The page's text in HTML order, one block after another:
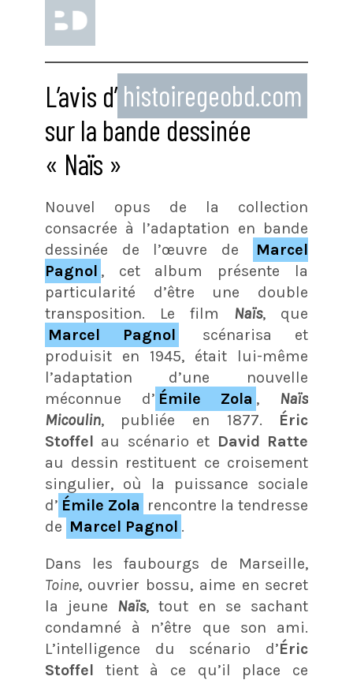
L’avis d’ histoiregeobd.com
sur la bande dessinée
« Naïs »
Nouvel opus de la collection
consacrée à l’adaptation en bande
dessinée de l’œuvre de
Marcel
Pagnol , cet album présente la
particularité d’être une double
transposition. Le film Naïs, que
Marcel Pagnol
scénarisa et
produisit en 1945, était lui-même
l’adaptation d’une nouvelle
méconnue d’ Émile Zola , Naïs
Micoulin, publiée en 1877. Éric
Stoffel au scénario et David Ratte
au dessin restituent ce croisement
singulier, où la puissance sociale
d’ Émile Zola rencontre la tendresse
de Marcel Pagnol .
Dans les faubourgs de Marseille,
Toine, ouvrier bossu, aime en secret
la jeune Naïs, tout en se sachant
condamné à n’être que son ami.
L’intelligence du scénario d’Éric
Stoffel tient à ce qu’il place ce